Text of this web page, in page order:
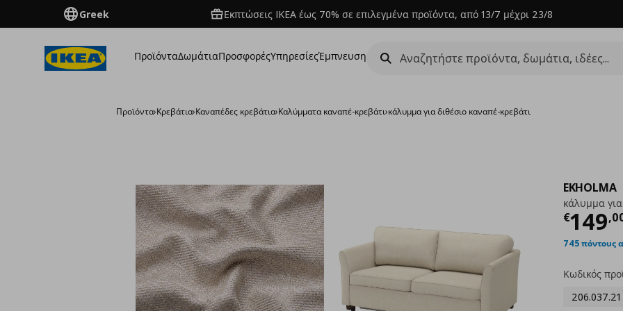
Greek Εκπτώσεις IKEA έως 70% σε επιλεγμένα προϊόντα, από 13/7 μέχρι 23/8
ΠροϊόνταΔωμάτιαΠροσφορέςΥπηρεσίεςΈμπνευση
Προϊόντα›Κρεβάτια›Καναπέδες κρεβάτια›Καλύμματα καναπέ-κρεβάτι›κάλυμμα για διθέσιο καναπέ-κρεβάτι
EKHOLMA
κάλυμμα
€149,
745 πόντους
Κωδικός
206.037.21